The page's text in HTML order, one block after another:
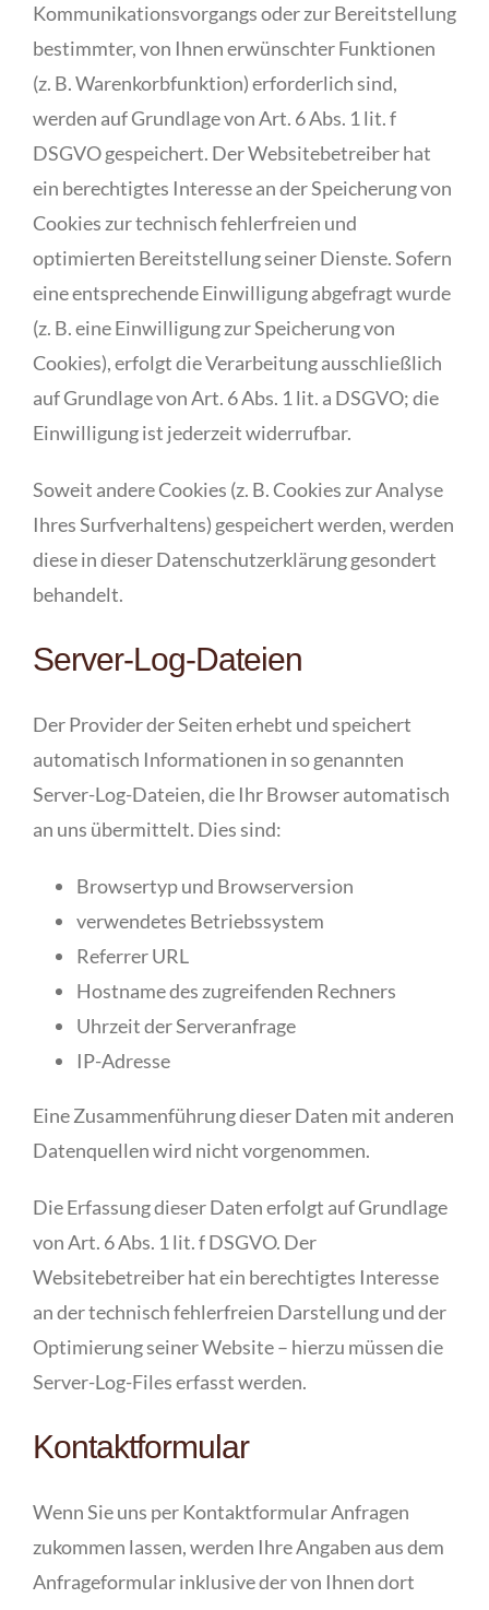
Kommunikationsvorgangs oder zur Bereitstellung
bestimmter, von Ihnen erwünschter Funktionen
(z. B. Warenkorbfunktion) erforderlich sind,
werden auf Grundlage von Art. 6 Abs. 1 lit. f
DSGVO gespeichert. Der Websitebetreiber hat
ein berechtigtes Interesse an der Speicherung von
Cookies zur technisch fehlerfreien und
optimierten Bereitstellung seiner Dienste. Sofern
eine entsprechende Einwilligung abgefragt wurde
(z. B. eine Einwilligung zur Speicherung von
Cookies), erfolgt die Verarbeitung ausschließlich
auf Grundlage von Art. 6 Abs. 1 lit. a DSGVO; die
Einwilligung ist jederzeit widerrufbar.
Soweit andere Cookies (z. B. Cookies zur Analyse
Ihres Surfverhaltens) gespeichert werden, werden
diese in dieser Datenschutzerklärung gesondert
behandelt.
Server-Log-Dateien
Der Provider der Seiten erhebt und speichert
automatisch Informationen in so genannten
Server-Log-Dateien, die Ihr Browser automatisch
an uns übermittelt. Dies sind:
Browsertyp und Browserversion
verwendetes Betriebssystem
Referrer URL
Hostname des zugreifenden Rechners
Uhrzeit der Serveranfrage
IP-Adresse
Eine Zusammenführung dieser Daten mit anderen
Datenquellen wird nicht vorgenommen.
Die Erfassung dieser Daten erfolgt auf Grundlage
von Art. 6 Abs. 1 lit. f DSGVO. Der
Websitebetreiber hat ein berechtigtes Interesse
an der technisch fehlerfreien Darstellung und der
Optimierung seiner Website – hierzu müssen die
Server-Log-Files erfasst werden.
Kontaktformular
Wenn Sie uns per Kontaktformular Anfragen
zukommen lassen, werden Ihre Angaben aus dem
Anfrageformular inklusive der von Ihnen dort